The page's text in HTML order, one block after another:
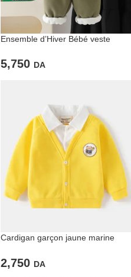
Ensemble d’Hiver Bébé veste
5,750 DA
Cardigan garçon jaune marine
2,750 DA